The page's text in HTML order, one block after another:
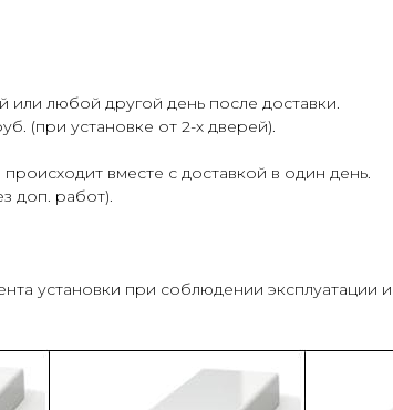
или любой другой день после доставки.
(при установке от 2-х дверей).
вместе с доставкой в один день.
доп. работ).
установки при соблюдении эксплуатации